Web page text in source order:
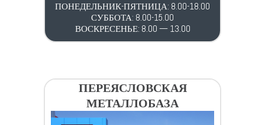
ПОНЕДЕЛЬНИК-ПЯТНИЦА: 8.00-18.00
СУББОТА: 8.00-15.00
ВОСКРЕСЕНЬЕ: 8.00 — 13.00
ПЕРЕЯСЛОВСКАЯ
МЕТАЛЛОБАЗА